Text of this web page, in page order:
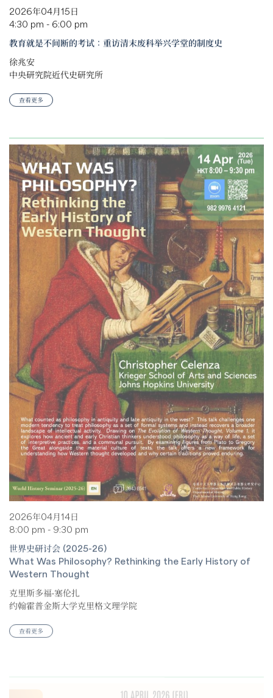
2026年04月15日
4:30 pm - 6:00 pm
教育就是不间断的考试：重访清末废科举兴学堂的制度史
徐兆安
中央研究院近代史研究所
查看更多
8:00 pm - 9:30 pm
What Was Philosophy? Rethinking the Early History of
Western Thought
约翰霍普金斯大学克里格文理学院